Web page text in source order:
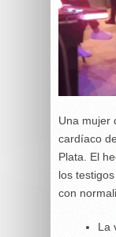
Una mujer
cardíaco
Plata. El
los
con
La